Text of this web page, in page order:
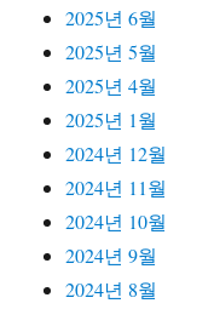
2025년 6월
2025년 5월
2025년 4월
2025년 1월
2024년 12월
2024년 11월
2024년 10월
2024년 9월
2024년 8월